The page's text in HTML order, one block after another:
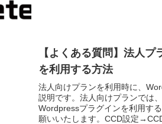
【よくある質問】法人
を利用する方法
法人向けプランを利用時に、
説明です。法人向けプランでは
Wordpressプラグインを利用す
願いいたします。CCD設定